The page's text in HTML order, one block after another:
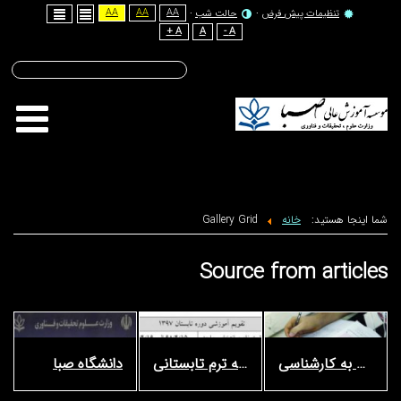
تنظیمات پیش فرض حالت شب AA
AA
AA
تاریخ شمسی :
خانه Gallery Grid
Source from
دانشگاه صبا اطلاعیه ترم تابستانی